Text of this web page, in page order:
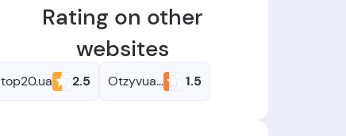
Rating on other
websites
top20.ua 2.5 Otzyvua.net 1.5